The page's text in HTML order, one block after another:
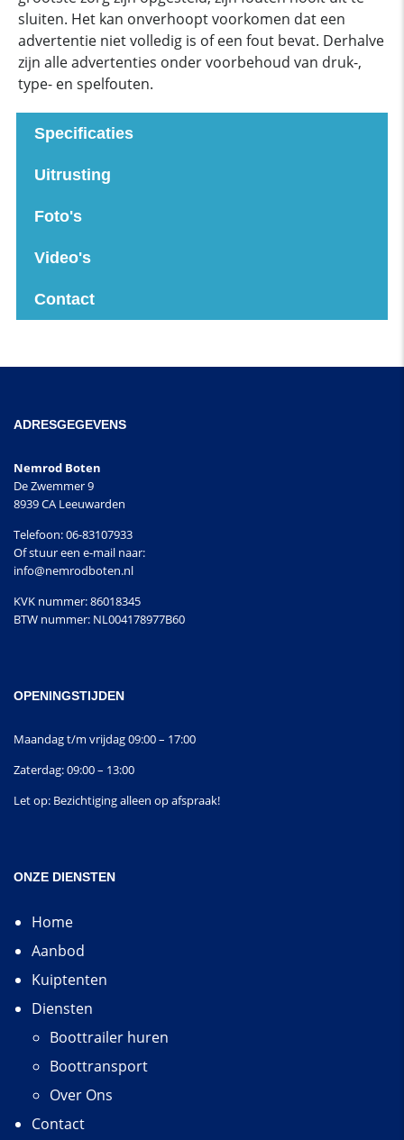
sluiten. Het kan onverhoopt voorkomen dat een
advertentie niet volledig is of een fout bevat. Derhalve
zijn alle advertenties onder voorbehoud van druk-,
type- en spelfouten.
Specificaties
Uitrusting
Foto's
Video's
Contact
ADRESGEGEVENS
Nemrod Boten
De Zwemmer 9
8939 CA Leeuwarden
Telefoon: 06-83107933
Of stuur een e-mail naar:
info@nemrodboten.nl
KVK nummer: 86018345
BTW nummer: NL004178977B60
OPENINGSTIJDEN
Maandag t/m vrijdag 09:00 – 17:00
Zaterdag: 09:00 – 13:00
Let op: Bezichtiging alleen op afspraak!
ONZE DIENSTEN
Home
Aanbod
Kuiptenten
Diensten
Boottrailer huren
Boottransport
Over Ons
Contact